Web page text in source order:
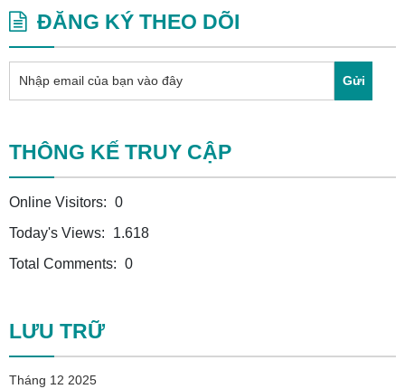
ĐĂNG KÝ THEO DÕI
Gửi
THÔNG KẾ TRUY CẬP
Online Visitors: 0
Today's Views:
1.618
Total Comments: 0
LƯU TRỮ
Tháng 12 2025